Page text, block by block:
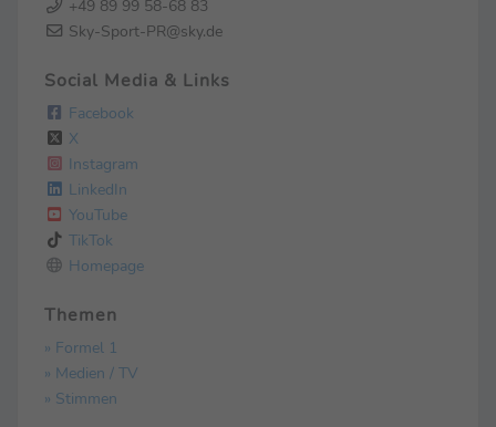
+49 89 99 58-68 83
Sky-Sport-PR@sky.de
Social Media & Links
Facebook
X
Instagram
LinkedIn
YouTube
TikTok
Homepage
Themen
» Formel 1
» Medien / TV
» Stimmen